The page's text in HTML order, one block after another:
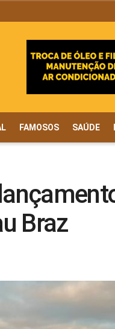
FAMOSOS SAÚDE
Braz